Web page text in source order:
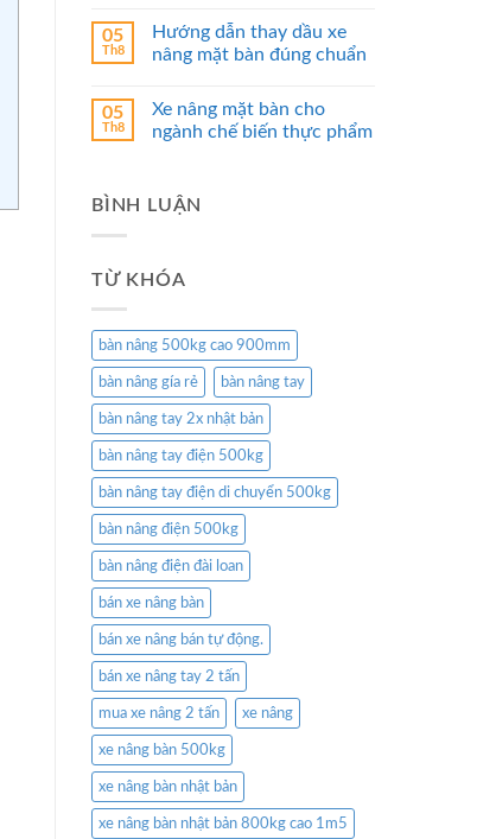
05
Th8
Hướng dẫn thay dầu xe
nâng mặt bàn đúng chuẩn
05
Th8
Xe nâng mặt bàn cho
ngành chế biến thực phẩm
BÌNH LUẬN
TỪ KHÓA
bàn nâng 500kg cao 900mm
bàn nâng gía rẻ bàn nâng tay
bàn nâng tay 2x nhật bản
bàn nâng tay điện 500kg
bàn nâng tay điện di chuyển 500kg
bàn nâng điện 500kg
bàn nâng điện đài loan
bán xe nâng bàn
bán xe nâng bán tự động.
bán xe nâng tay 2 tấn
mua xe nâng 2 tấn xe nâng
xe nâng bàn 500kg
xe nâng bàn nhật bản
xe nâng bàn nhật bản 800kg cao 1m5